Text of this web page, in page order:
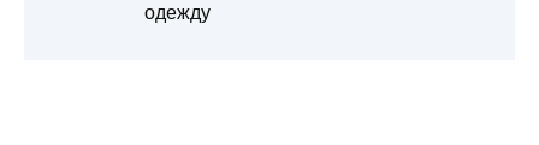
одежду